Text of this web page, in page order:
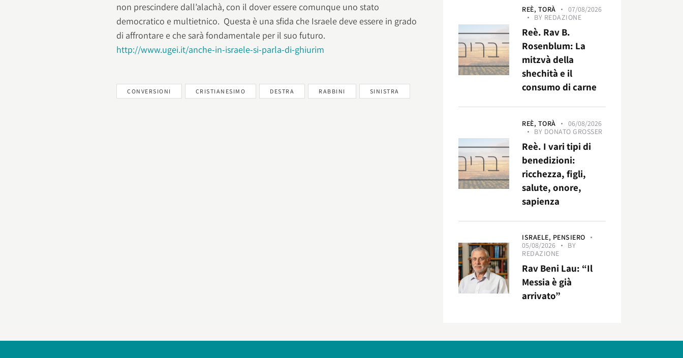
non prescindere dall’alachà, con il dover essere comunque uno stato
democratico e multietnico. Questa è una sfida che Israele deve essere in grado
di affrontare e che sarà fondamentale per il suo futuro.
http://www.ugei.it/anche-in-israele-si-parla-di-ghiurim
CONVERSIONI CRISTIANESIMO DESTRA RABBINI SINISTRA
REÈ, TORÀ
07/08/2026
BY REDAZIONE
Reè. Rav B.
Rosenblum: La
mitzvà della
shechità e il
consumo di carne
REÈ, TORÀ
06/08/2026
BY DONATO GROSSER
Reè. I vari tipi di
benedizioni:
ricchezza, figli,
salute, onore,
sapienza
ISRAELE, PENSIERO
05/08/2026
BY
REDAZIONE
Rav Beni Lau: “Il
Messia è già
arrivato”